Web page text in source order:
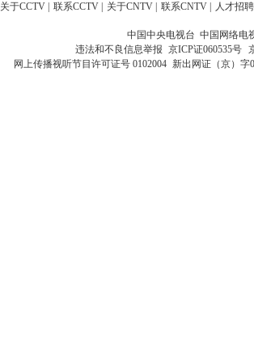
关于CCTV 联系CCTV 关于CNTV 联系CNTV 人才招聘
中国中央电视台 中国网络电
违法和不良信息举报 京ICP证060535号
网上传播视听节目许可证号 0102004 新出网证（京）